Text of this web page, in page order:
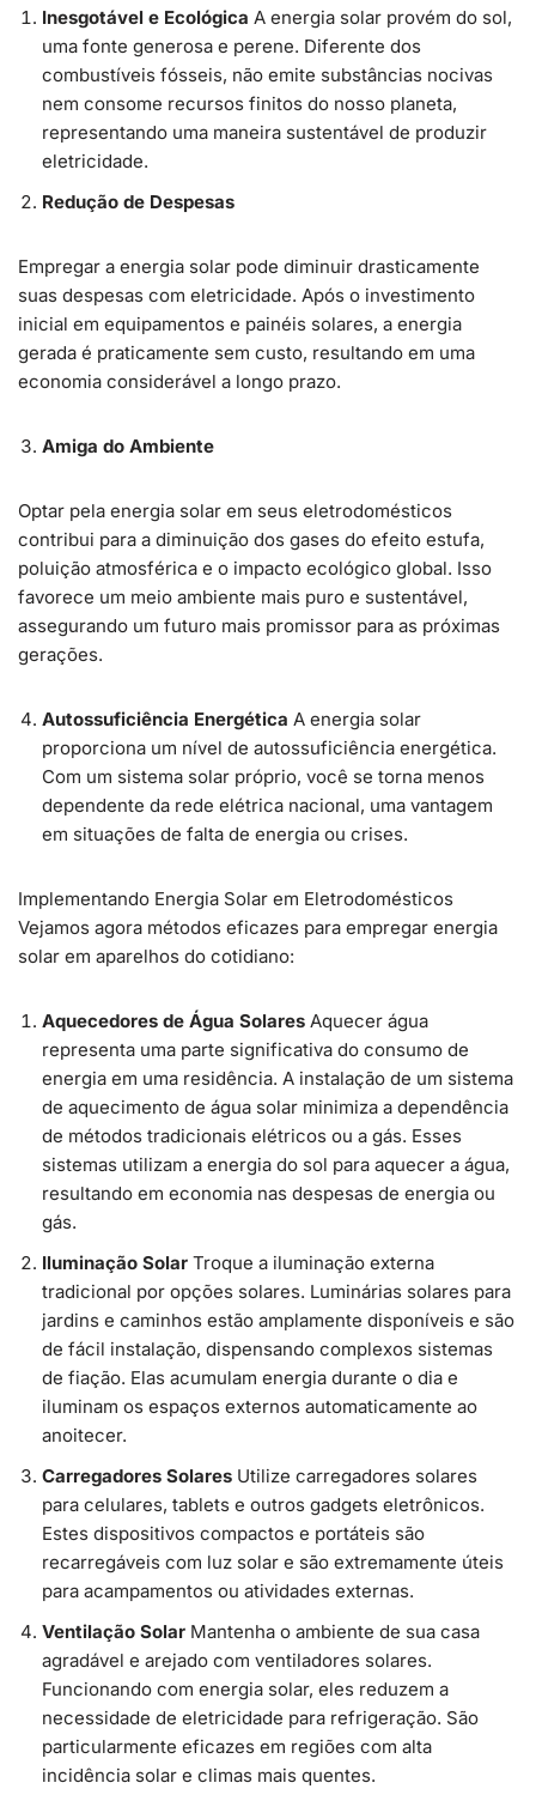
Inesgotável e Ecológica A energia solar provém do sol,
uma fonte generosa e perene. Diferente dos
combustíveis fósseis, não emite substâncias nocivas
nem consome recursos finitos do nosso planeta,
representando uma maneira sustentável de produzir
eletricidade.
Redução de Despesas
Empregar a energia solar pode diminuir drasticamente
suas despesas com eletricidade. Após o investimento
inicial em equipamentos e painéis solares, a energia
gerada é praticamente sem custo, resultando em uma
economia considerável a longo prazo.
Amiga do Ambiente
Optar pela energia solar em seus eletrodomésticos
contribui para a diminuição dos gases do efeito estufa,
poluição atmosférica e o impacto ecológico global. Isso
favorece um meio ambiente mais puro e sustentável,
assegurando um futuro mais promissor para as próximas
gerações.
Autossuficiência Energética A energia solar
proporciona um nível de autossuficiência energética.
Com um sistema solar próprio, você se torna menos
dependente da rede elétrica nacional, uma vantagem
em situações de falta de energia ou crises.
Implementando Energia Solar em Eletrodomésticos
Vejamos agora métodos eficazes para empregar energia
solar em aparelhos do cotidiano:
Aquecedores de Água Solares Aquecer água
representa uma parte significativa do consumo de
energia em uma residência. A instalação de um sistema
de aquecimento de água solar minimiza a dependência
de métodos tradicionais elétricos ou a gás. Esses
sistemas utilizam a energia do sol para aquecer a água,
resultando em economia nas despesas de energia ou
gás.
Iluminação Solar Troque a iluminação externa
tradicional por opções solares. Luminárias solares para
jardins e caminhos estão amplamente disponíveis e são
de fácil instalação, dispensando complexos sistemas
de fiação. Elas acumulam energia durante o dia e
iluminam os espaços externos automaticamente ao
anoitecer.
Carregadores Solares Utilize carregadores solares
para celulares, tablets e outros gadgets eletrônicos.
Estes dispositivos compactos e portáteis são
recarregáveis com luz solar e são extremamente úteis
para acampamentos ou atividades externas.
Ventilação Solar Mantenha o ambiente de sua casa
agradável e arejado com ventiladores solares.
Funcionando com energia solar, eles reduzem a
necessidade de eletricidade para refrigeração. São
particularmente eficazes em regiões com alta
incidência solar e climas mais quentes.